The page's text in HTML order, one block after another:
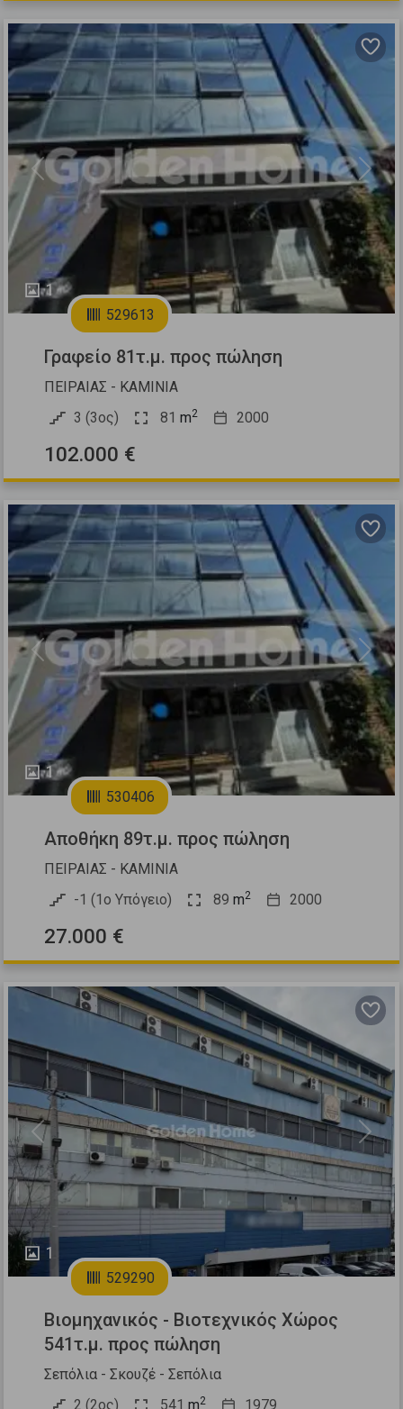
1
Previous Next
529613
Γραφείο 81τ.μ. προς πώληση
ΠΕΙΡΑΙΑΣ - ΚΑΜΙΝΙΑ
3 (3ος)
81 m2 2000
102.000 €
1
Previous Next
530406
Αποθήκη 89τ.μ. προς πώληση
ΠΕΙΡΑΙΑΣ - ΚΑΜΙΝΙΑ
-1 (1ο Υπόγειο)
89 m2 2000
27.000 €
1
Previous Next
529290
Βιομηχανικός - Βιοτεχνικός Χώρος
541τ.μ. προς πώληση
Σεπόλια - Σκουζέ - Σεπόλια
2 (2ος)
541 m2 1979